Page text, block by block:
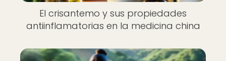
El crisantemo y sus propiedades
antiinflamatorias en la medicina china